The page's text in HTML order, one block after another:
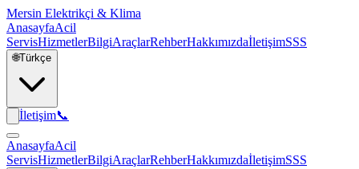
Mersin Elektrikçi & Klima
AnasayfaAcil
ServisHizmetlerBilgiAraçlarRehberHakkımızdaİletişimSSS
🌐Türkçe
İletişim📞
AnasayfaAcil
ServisHizmetlerBilgiAraçlarRehberHakkımızdaİletişimSSS